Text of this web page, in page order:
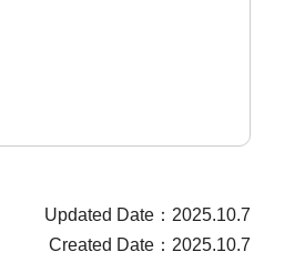
Updated Date：2025.10.7
Created Date：2025.10.7